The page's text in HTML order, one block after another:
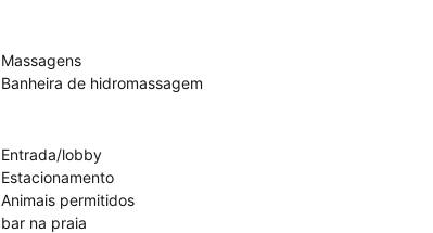
Massagens
Banheira de hidromassagem
Entrada/lobby
Estacionamento
Animais permitidos
bar na praia